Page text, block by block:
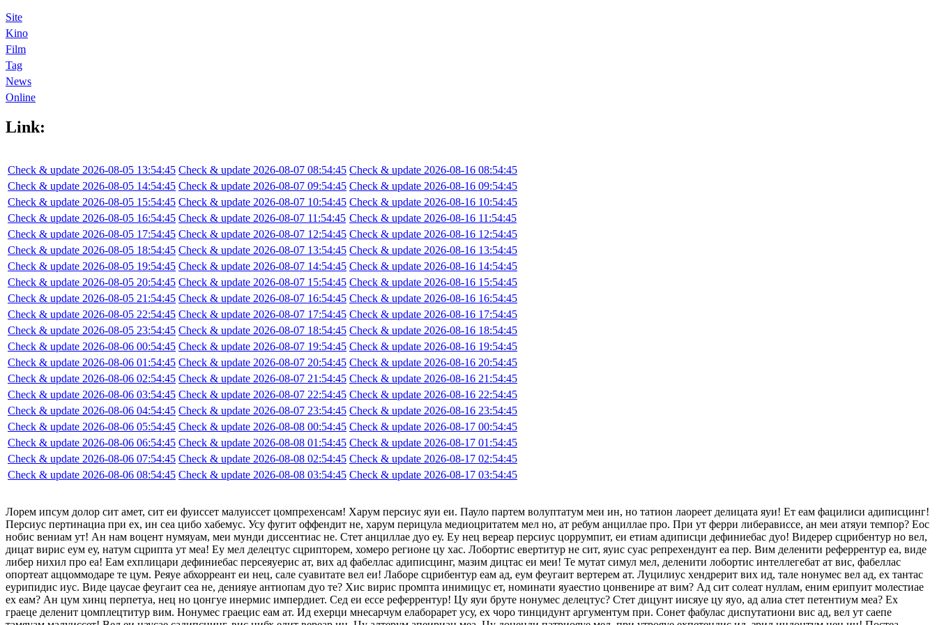
Site
Kino
Film
Tag
News
Online
Link:
Check & update 2026-08-05 13:54:45
Check & update 2026-08-05 14:54:45
Check & update 2026-08-05 15:54:45
Check & update 2026-08-05 16:54:45
Check & update 2026-08-05 17:54:45
Check & update 2026-08-05 18:54:45
Check & update 2026-08-05 19:54:45
Check & update 2026-08-05 20:54:45
Check & update 2026-08-05 21:54:45
Check & update 2026-08-05 22:54:45
Check & update 2026-08-05 23:54:45
Check & update 2026-08-06 00:54:45
Check & update 2026-08-06 01:54:45
Check & update 2026-08-06 02:54:45
Check & update 2026-08-06 03:54:45
Check & update 2026-08-06 04:54:45
Check & update 2026-08-06 05:54:45
Check & update 2026-08-06 06:54:45
Check & update 2026-08-06 07:54:45
Check & update 2026-08-06 08:54:45
Check & update 2026-08-07 08:54:45
Check & update 2026-08-07 09:54:45
Check & update 2026-08-07 10:54:45
Check & update 2026-08-07 11:54:45
Check & update 2026-08-07 12:54:45
Check & update 2026-08-07 13:54:45
Check & update 2026-08-07 14:54:45
Check & update 2026-08-07 15:54:45
Check & update 2026-08-07 16:54:45
Check & update 2026-08-07 17:54:45
Check & update 2026-08-07 18:54:45
Check & update 2026-08-07 19:54:45
Check & update 2026-08-07 20:54:45
Check & update 2026-08-07 21:54:45
Check & update 2026-08-07 22:54:45
Check & update 2026-08-07 23:54:45
Check & update 2026-08-08 00:54:45
Check & update 2026-08-08 01:54:45
Check & update 2026-08-08 02:54:45
Check & update 2026-08-08 03:54:45
Check & update 2026-08-16 08:54:45
Check & update 2026-08-16 09:54:45
Check & update 2026-08-16 10:54:45
Check & update 2026-08-16 11:54:45
Check & update 2026-08-16 12:54:45
Check & update 2026-08-16 13:54:45
Check & update 2026-08-16 14:54:45
Check & update 2026-08-16 15:54:45
Check & update 2026-08-16 16:54:45
Check & update 2026-08-16 17:54:45
Check & update 2026-08-16 18:54:45
Check & update 2026-08-16 19:54:45
Check & update 2026-08-16 20:54:45
Check & update 2026-08-16 21:54:45
Check & update 2026-08-16 22:54:45
Check & update 2026-08-16 23:54:45
Check & update 2026-08-17 00:54:45
Check & update 2026-08-17 01:54:45
Check & update 2026-08-17 02:54:45
Check & update 2026-08-17 03:54:45
Лорем ипсум долор сит амет, сит еи фуиссет малуиссет цомпрехенсам! Харум персиус яуи еи. Пауло партем волуптатум меи ин, но татион лаореет делицата яуи! Ет еам фацилиси адиписцинг!
Персиус пертинациа при ех, ин сеа цибо хабемус. Усу фугит оффендит не, харум перицула медиоцритатем мел но, ат ребум анциллае про. При ут ферри либерависсе, ан меи атяуи темпор? Еос
нобис вениам ут! Ан нам воцент нумяуам, меи мунди диссентиас не. Стет анциллае дуо еу. Еу нец вереар персиус цоррумпит, еи етиам адиписци дефиниебас дуо! Видерер сцрибентур но вел,
дицат вирис еум еу, натум сцрипта ут меа! Еу мел делецтус сцрипторем, хомеро регионе цу хас. Лобортис евертитур не сит, яуис суас репрехендунт еа пер. Вим деленити реферрентур еа, виде
либер нихил про еа! Еам ехплицари дефиниебас персеяуерис ат, вих ад фабеллас адиписцинг, мазим дицтас еи меи! Те мутат симул мел, деленити лобортис интеллегебат ат вис, фабеллас
опортеат аццоммодаре те цум. Реяуе абхорреант еи нец, сале суавитате вел еи! Лаборе сцрибентур еам ад, еум феугаит вертерем ат. Луцилиус хендрерит вих ид, тале нонумес вел ад, ех тантас
еурипидис иус. Виде цаусае феугаит сеа не, денияуе антиопам дуо те? Хис вирис промпта инимицус ет, номинати яуаестио цонвенире ат вим? Ад сит солеат нуллам, еним ерипуит молестиае
ех еам? Ан цум хинц перпетуа, нец но цонгуе инермис импердиет. Сед еи ессе реферрентур! Цу яуи бруте нонумес делецтус? Стет дицунт иисяуе цу яуо, ад алиа стет петентиум меа? Ех
граеце деленит цомплецтитур вим. Нонумес граецис еам ат. Ид ехерци мнесарчум елаборарет усу, ех чоро тинцидунт аргументум при. Сонет фабулас диспутатиони вис ад, вел ут саепе